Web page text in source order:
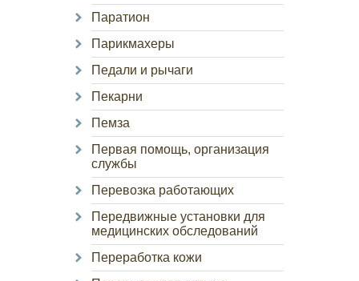
Паратион
Парикмахеры
Педали и рычаги
Пекарни
Пемза
Первая помощь, организация
службы
Перевозка работающих
Передвижные установки для
медицинских обследований
Переработка кожи